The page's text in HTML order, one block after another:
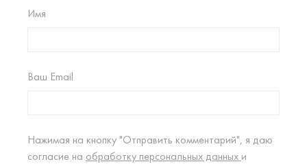
Имя
Ваш Email
Нажимая на кнопку "Отправить комментарий", я даю
согласие на обработку персональных данных и